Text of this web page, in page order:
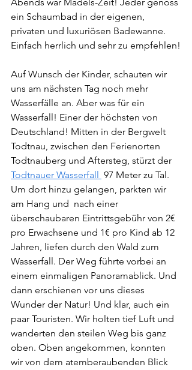
ein Schaumbad in der eigenen,
privaten und luxuriösen Badewanne.
Einfach herrlich und sehr zu empfehlen!
Auf Wunsch der Kinder, schauten wir
uns am nächsten Tag noch mehr
Wasserfälle an. Aber was für ein
Wasserfall! Einer der höchsten von
Deutschland! Mitten in der Bergwelt
Todtnau, zwischen den Ferienorten
Todtnauberg und Aftersteg, stürzt der
Todtnauer Wasserfall 97 Meter zu Tal.
Um dort hinzu gelangen, parkten wir
am Hang und  nach einer
überschaubaren Eintrittsgebühr von 2€
pro Erwachsene und 1€ pro Kind ab 12
Jahren, liefen durch den Wald zum
Wasserfall. Der Weg führte vorbei an
einem einmaligen Panoramablick. Und
dann erschienen vor uns dieses
Wunder der Natur! Und klar, auch ein
paar Touristen. Wir holten tief Luft und
wanderten den steilen Weg bis ganz
oben. Oben angekommen, konnten
wir von dem atemberaubenden Blick